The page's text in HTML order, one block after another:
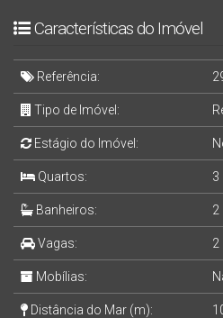
Características do Imóvel
Referência:
Tipo de Imóvel:
Estágio do Imóvel:
Quartos: 3
Banheiros: 2
Vagas: 2
Mobílias:
Distância do Mar (m):